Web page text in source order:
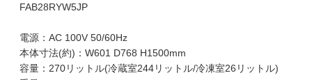
FAB28RYW5JP
電源：AC 100V 50/60Hz
本体寸法(約)：W601 D768 H1500mm
容量：270リットル(冷蔵室244リットル/冷凍室26リットル)